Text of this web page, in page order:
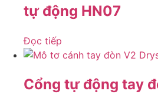
tự động HN07
Đọc tiếp
Cổng tự động tay